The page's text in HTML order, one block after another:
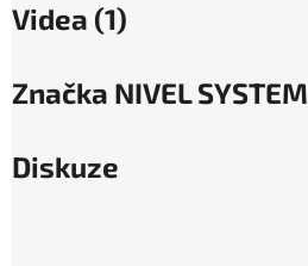
Videa (1)
Značka NIVEL SYSTEM
Diskuze